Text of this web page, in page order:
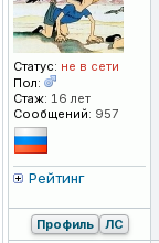
Статус: не в сети
Пол:
Стаж: 16 лет
Сообщений: 957
Рейтинг
Профиль ЛС